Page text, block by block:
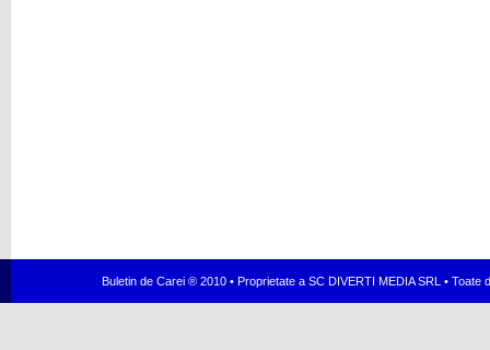
Buletin de Carei ® 2010 • Proprietate a SC DIVERTI MEDIA SRL •